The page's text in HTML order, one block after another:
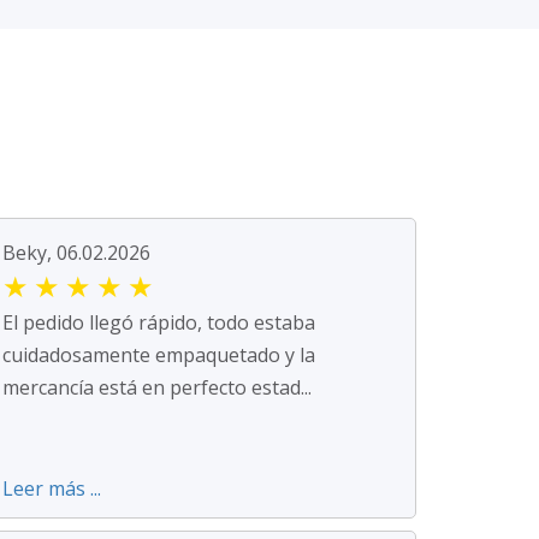
Beky, 06.02.2026
★ ★ ★ ★ ★
El pedido llegó rápido, todo estaba
cuidadosamente empaquetado y la
mercancía está en perfecto estad...
Leer más ...